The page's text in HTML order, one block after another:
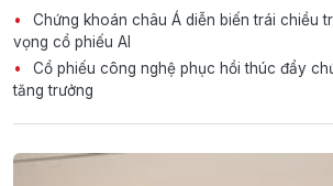
Chứng khoán châu Á diễn biến trái chiều
vọng cổ phiếu AI
Cổ phiếu công nghệ phục hồi thúc đẩy
tăng trưởng